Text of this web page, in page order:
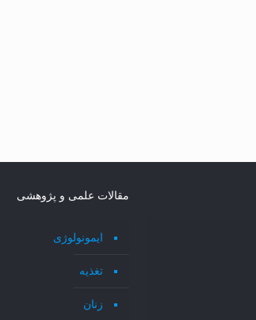
مقالات علمی و پژوهشی
ایمونولوژی
تغذیه
زنان